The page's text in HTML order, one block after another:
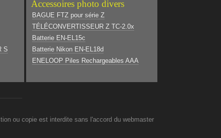
S
Accessoires photo divers
BAGUE FTZ pour série Z
TÉLÉCONVERTISSEUR Z TC-2.0x
Batterie EN-EL15c
Batterie Nikon EN-EL18d
ENELOOP Piles Rechargeables AAA
ou copie est interdite sans l'accord du webmaster